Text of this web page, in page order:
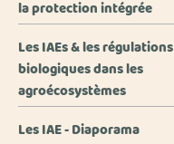
la protection intégrée
Les IAEs & les régulations
biologiques dans les
agroécosystèmes
Les IAE - Diaporama